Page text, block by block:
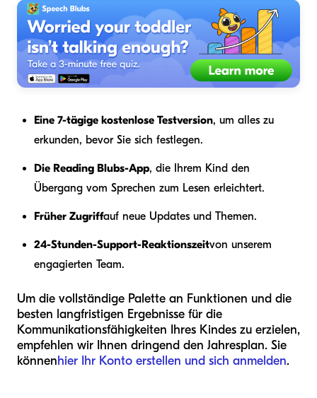
Eine 7-tägige kostenlose Testversion, um alles zu
erkunden, bevor Sie sich festlegen.
Die Reading Blubs-App, die Ihrem Kind den
Übergang vom Sprechen zum Lesen erleichtert.
Früher Zugriffauf neue Updates und Themen.
24-Stunden-Support-Reaktionszeitvon unserem
engagierten Team.
Um die vollständige Palette an Funktionen und die
besten langfristigen Ergebnisse für die
Kommunikationsfähigkeiten Ihres Kindes zu erzielen,
empfehlen wir Ihnen dringend den Jahresplan. Sie
könnenhier Ihr Konto erstellen und sich anmelden.